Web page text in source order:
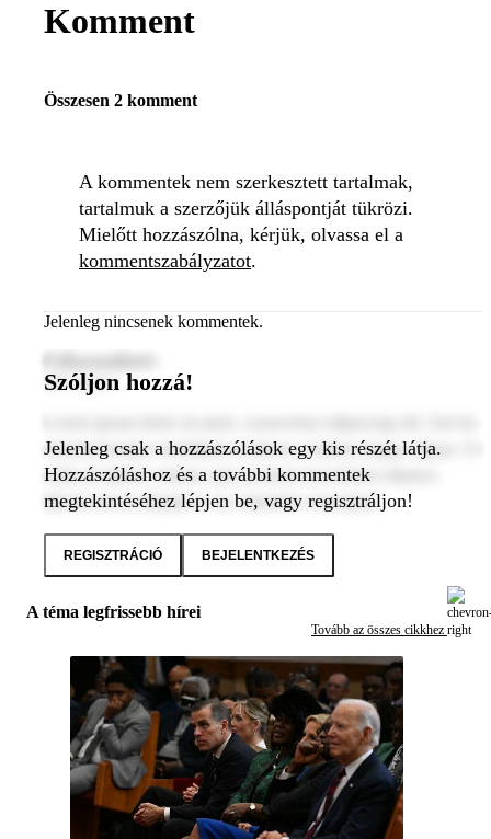
Komment
Összesen 2 komment
A kommentek nem szerkesztett tartalmak,
tartalmuk a szerzőjük álláspontját tükrözi.
Mielőtt hozzászólna, kérjük, olvassa el a
kommentszabályzatot.
Jelenleg nincsenek kommentek.
2024. január 1.
eiusmod tempor incididunt ut labore et dolore magna aliqua. Ut
enim ad minim veniam, quis nostrud exercitation ullamco
laboris nisi ut aliquip ex ea commodo consequat.
Szóljon hozzá!
Jelenleg csak a hozzászólások egy kis részét látja.
Hozzászóláshoz és a további kommentek
megtekintéséhez lépjen be, vagy regisztráljon!
REGISZTRÁCIÓ BEJELENTKEZÉS
A téma legfrissebb hírei
Tovább az összes cikkhez